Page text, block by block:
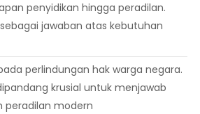
penyidikan hingga peradilan.
sebagai jawaban atas kebutuhan
perlindungan hak warga negara.
krusial untuk menjawab
peradilan modern